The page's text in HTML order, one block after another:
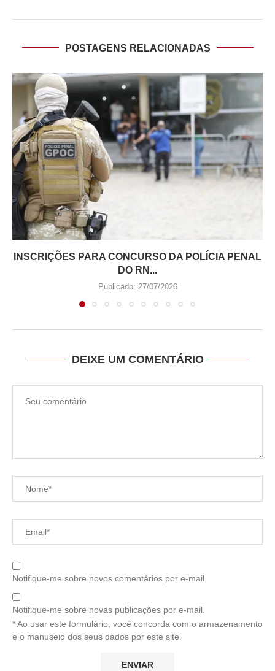
POSTAGENS RELACIONADAS
INSCRIÇÕES PARA CONCURSO DA POLÍCIA PENAL
DO RN...
Publicado: 27/07/2026
DEIXE UM COMENTÁRIO
Notifique-me sobre novos comentários por e-mail.
Notifique-me sobre novas publicações por e-mail.
* Ao usar este formulário, você concorda com o armazenamento
e o manuseio dos seus dados por este site.